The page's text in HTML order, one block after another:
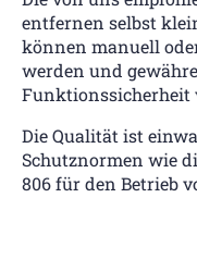
entfernen selbst
können manuell
werden und
Funktionssicherheit
Die Qualität ist
Schutznormen wie
806 für den Betrieb